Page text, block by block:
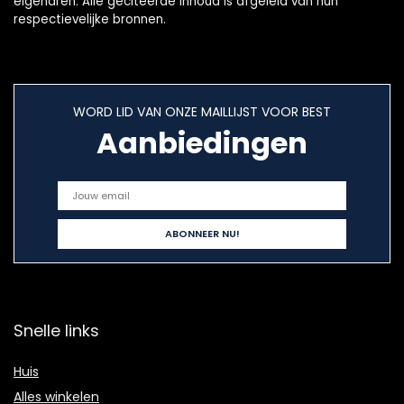
respectievelijke bronnen.
WORD LID VAN ONZE MAILLIJST VOOR BEST
Aanbiedingen
Snelle links
Huis
Alles winkelen